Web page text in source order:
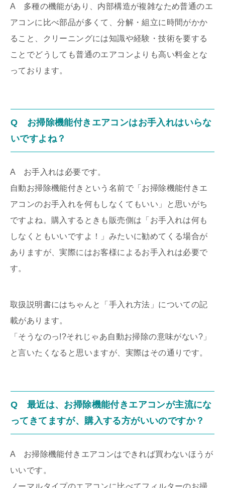
A 多種の機能があり、内部構造が複雑なため普通のエ
アコンに比べ部品が多くて、分解・組立に時間がかか
ること、クリーニングには知識や経験・技術を要する
ことでどうしても普通のエアコンよりも高い料金とな
っております。
Q お掃除機能付きエアコンはお手入れはいらな
いですよね？
A お手入れは必要です。
自動お掃除機能付きという名前で「お掃除機能付きエ
アコンのお手入れを何もしなくてもいい」と思いがち
ですよね。購入するときも販売側は「お手入れは何も
しなくともいいですよ！」みたいに勧めてくる場合が
ありますが、実際にはお客様によるお手入れは必要で
す。
取扱説明書にはちゃんと「手入れ方法」についての記
載があります。
「そうなのっ!?それじゃあ自動お掃除の意味がない?」
と言いたくなると思いますが、実際はその通りです。
Q 最近は、お掃除機能付きエアコンが主流にな
ってきてますが、購入する方がいいのですか？
A お掃除機能付きエアコンはできれば買わないほうが
いいです。
ノーマルタイプのエアコンに比べてフィルターのお掃